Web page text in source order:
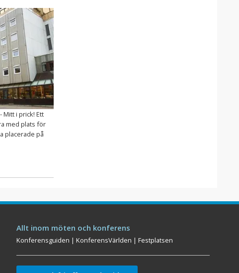
i prick! Ett
med plats för
placerade på
Allt inom möten och konferens
Konferensguiden |KonferensVärlden |Festplatsen